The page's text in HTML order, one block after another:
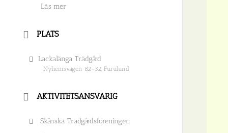
Läs mer
PLATS
Lackalänga Trädgård
Nyhemsvägen 82–32, Furulund
AKTIVITETSANSVARIG
Skånska Trädgårdsföreningen